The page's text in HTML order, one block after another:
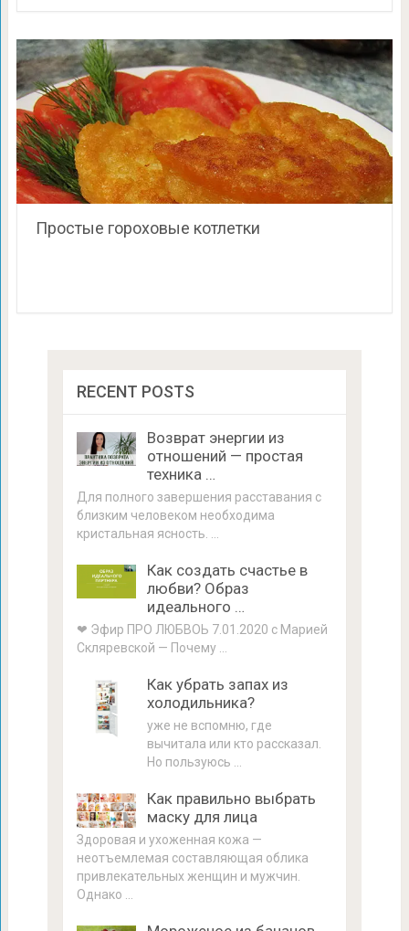
Простые гороховые котлетки
RECENT POSTS
Возврат энергии из
отношений — простая
техника …
Для полного завершения расставания с
близким человеком необходима
кристальная ясность. …
Как создать счастье в
любви? Образ
идеального …
❤ Эфир ПРО ЛЮБВОЬ 7.01.2020 с Марией
Скляревской — Почему …
Как убрать запах из
холодильника?
уже не вспомню, где
вычитала или кто рассказал.
Но пользуюсь …
Как правильно выбрать
маску для лица
Здоровая и ухоженная кожа —
неотъемлемая составляющая облика
привлекательных женщин и мужчин.
Однако …